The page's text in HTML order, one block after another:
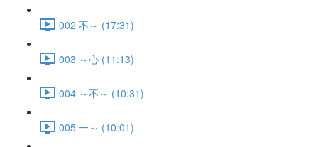
002 不～ (17:31)
003 ～心 (11:13)
004 ～不～ (10:31)
005 一～ (10:01)